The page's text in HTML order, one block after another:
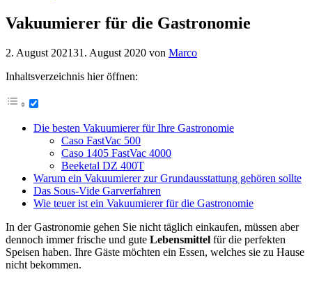
Vakuumierer für die Gastronomie
2. August 202131. August 2020 von Marco
Inhaltsverzeichnis hier öffnen:
Die besten Vakuumierer für Ihre Gastronomie
Caso FastVac 500
Caso 1405 FastVac 4000
Beeketal DZ 400T
Warum ein Vakuumierer zur Grundausstattung gehören sollte
Das Sous-Vide Garverfahren
Wie teuer ist ein Vakuumierer für die Gastronomie
In der Gastronomie gehen Sie nicht täglich einkaufen, müssen aber
dennoch immer frische und gute Lebensmittel für die perfekten
Speisen haben. Ihre Gäste möchten ein Essen, welches sie zu Hause
nicht bekommen.